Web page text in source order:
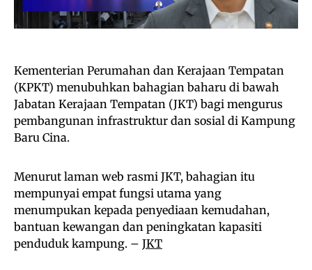
Kementerian Perumahan dan Kerajaan Tempatan
(KPKT) menubuhkan bahagian baharu di bawah
Jabatan Kerajaan Tempatan (JKT) bagi mengurus
pembangunan infrastruktur dan sosial di Kampung
Baru Cina.
Menurut laman web rasmi JKT, bahagian itu
mempunyai empat fungsi utama yang
menumpukan kepada penyediaan kemudahan,
bantuan kewangan dan peningkatan kapasiti
penduduk kampung. – JKT